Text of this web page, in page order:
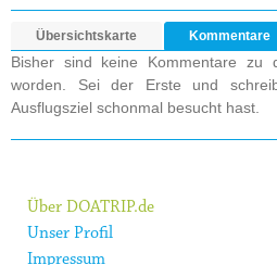
Übersichtskarte Kommentare
Bisher sind keine Kommentare zu
worden. Sei der Erste und
Ausflugsziel schonmal besucht hast.
Über DOATRIP.de
Unser Profil
Impressum